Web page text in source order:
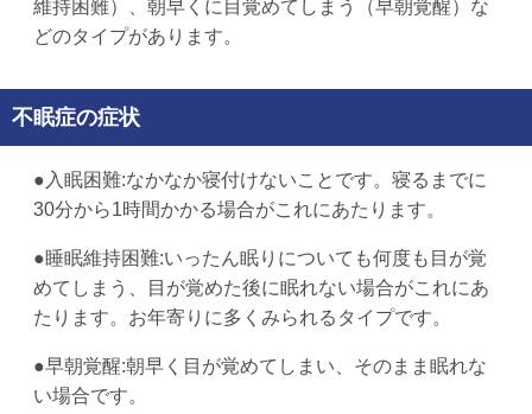
維持困難）、朝早くに目覚めてしまう（早朝覚醒）な
どのタイプがあります。
不眠症の症状
●入眠困難:なかなか寝付けないことです。寝るまでに
30分から1時間かかる場合がこれにあたります。
●睡眠維持困難:いったん眠りについても何度も目が覚
めてしまう、目が覚めた後に眠れない場合がこれにあ
たります。お年寄りに多くみられるタイプです。
●早朝覚醒:朝早く目が覚めてしまい、そのまま眠れな
い場合です。